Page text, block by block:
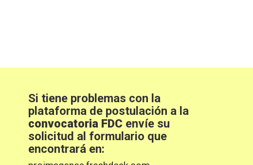
Si tiene problemas con la
plataforma de postulación a la
convocatoria FDC envíe su
solicitud al formulario que
encontrará en: